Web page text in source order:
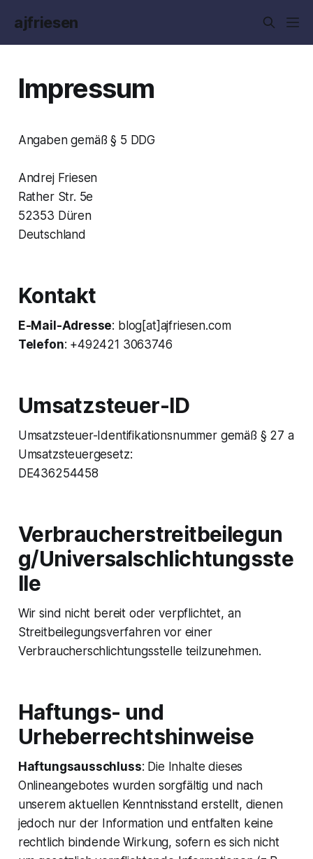
ajfriesen
Impressum
Angaben gemäß § 5 DDG
Andrej Friesen
Rather Str. 5e
52353 Düren
Deutschland
Kontakt
E-Mail-Adresse: blog[at]ajfriesen.com
Telefon: +492421 3063746
Umsatzsteuer-ID
Umsatzsteuer-Identifikationsnummer gemäß § 27 a
Umsatzsteuergesetz:
DE436254458
Verbraucherstreitbeilegun
g/Universalschlichtungsste
lle
Wir sind nicht bereit oder verpflichtet, an
Streitbeilegungsverfahren vor einer
Verbraucherschlichtungsstelle teilzunehmen.
Haftungs- und
Urheberrechtshinweise
Haftungsausschluss: Die Inhalte dieses
Onlineangebotes wurden sorgfältig und nach
unserem aktuellen Kenntnisstand erstellt, dienen
jedoch nur der Information und entfalten keine
rechtlich bindende Wirkung, sofern es sich nicht